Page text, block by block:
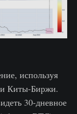
используя
Киты-Биржи.
30-дневное